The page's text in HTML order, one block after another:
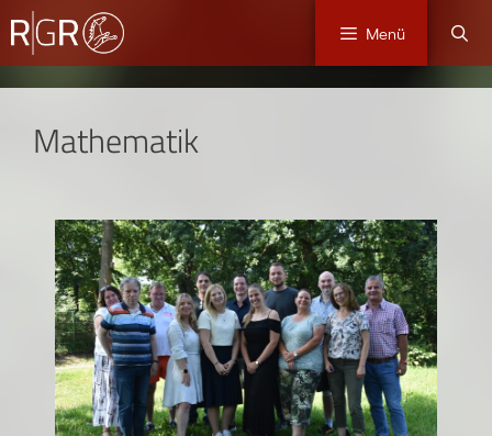
Menü
Mathematik